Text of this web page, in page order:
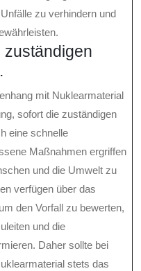
zu verhindern und
zuständigen
mit Nuklearmaterial
sofort die zuständigen
eine schnelle
Maßnahmen ergriffen
und die Umwelt zu
verfügen über das
den Vorfall zu bewerten,
und die
Daher sollte bei
stets das